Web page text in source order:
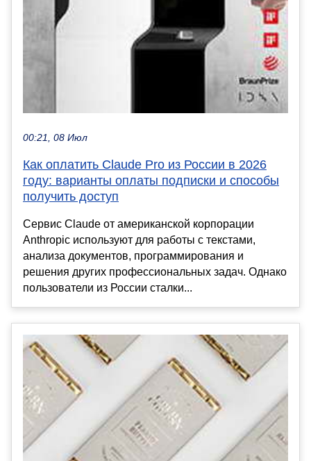
00:21, 08 Июл
Как оплатить Claude Pro из России в 2026
году: варианты оплаты подписки и способы
получить доступ
Сервис Claude от американской корпорации
Anthropic используют для работы с текстами,
анализа документов, программирования и
решения других профессиональных задач. Однако
пользователи из России сталки...